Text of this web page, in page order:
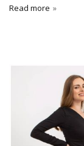
Read more